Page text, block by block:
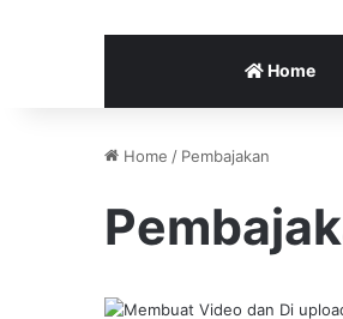
Home
Home / Pembajakan